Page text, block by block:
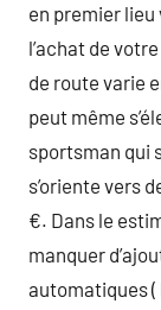
en premier lieu
l’achat de
de route varie
peut même
sportsman qui
s’oriente vers
€. Dans le
manquer
automatiques (